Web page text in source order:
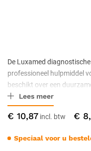
€ 10,87 €
Speciaal voor u
De Luxamed
professioneel hulpmiddel
beschikt over een
circa 100.000 uur en geeft
behuizing met clip zorgt
voor dagelijks gebruik in
Lees meer